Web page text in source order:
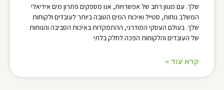
שלך. עם מגוון רחב של אפשרויות, אנו מספקים פתרון מים אידיאלי
המשלב נוחות, סטייל ואיכות המים הטובה ביותר לעובדים ולקוחות
שלך. בעולם העסקי המודרני, ההתמקדות באיכות הסביבה והנוחות
של העובדים והלקוחות הפכה לחלק בלתי
קרא עוד »